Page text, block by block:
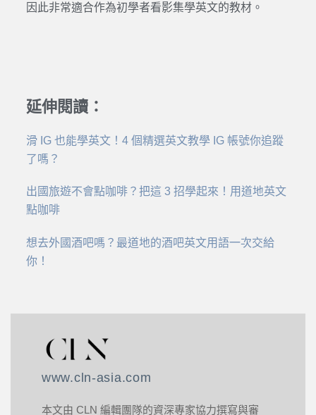
因此非常適合作為初學者看影集學英文的教材。
延伸閱讀：
滑 IG 也能學英文！4 個精選英文教學 IG 帳號你追蹤
了嗎？
出國旅遊不會點咖啡？把這 3 招學起來！用道地英文
點咖啡
想去外國酒吧嗎？最道地的酒吧英文用語一次交給
你！
www.cln-asia.com
本文由 CLN 編輯團隊的資深專家協力撰寫與審